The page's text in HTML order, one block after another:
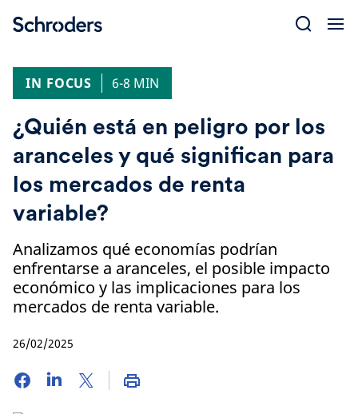
IN FOCUS
6-8 MIN
¿Quién está en peligro por los
aranceles y qué significan para
los mercados de renta
variable?
Analizamos qué economías podrían
enfrentarse a aranceles, el posible impacto
económico y las implicaciones para los
mercados de renta variable.
26/02/2025